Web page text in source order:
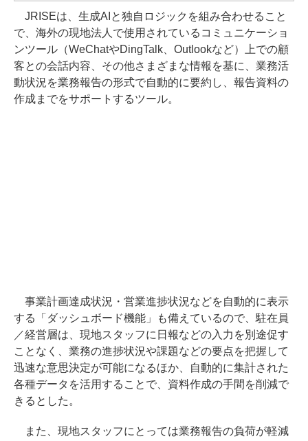
JRISEは、生成AIと独自ロジックを組み合わせること
で、海外の現地法人で使用されているコミュニケーショ
ンツール（WeChatやDingTalk、Outlookなど）上での顧
客との会話内容、その他さまざまな情報を基に、業務活
動状況を業務報告の形式で自動的に要約し、報告資料の
作成までをサポートするツール。
事業計画達成状況・営業進捗状況などを自動的に表示
する「ダッシュボード機能」も備えているので、駐在員
／経営層は、現地スタッフに日報などの入力を別途促す
ことなく、業務の進捗状況や課題などの要点を把握して
迅速な意思決定が可能になるほか、自動的に集計された
各種データを活用することで、資料作成の手間を削減で
きるとした。
また、現地スタッフにとっては業務報告の負荷が軽減